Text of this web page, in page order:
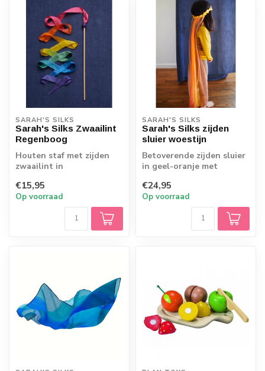
SARAH'S SILKS
Sarah's Silks Zwaailint
Regenboog
Houten staf met zijden
zwaailint in
Sarah's Silks magische
sta...
€15,95
Op voorraad
SARAH'S SILKS
Sarah's Silks zijden
sluier woestijn
Betoverende zijden sluier
in geel-oranje met
tovert je ...
€24,95
Op voorraad